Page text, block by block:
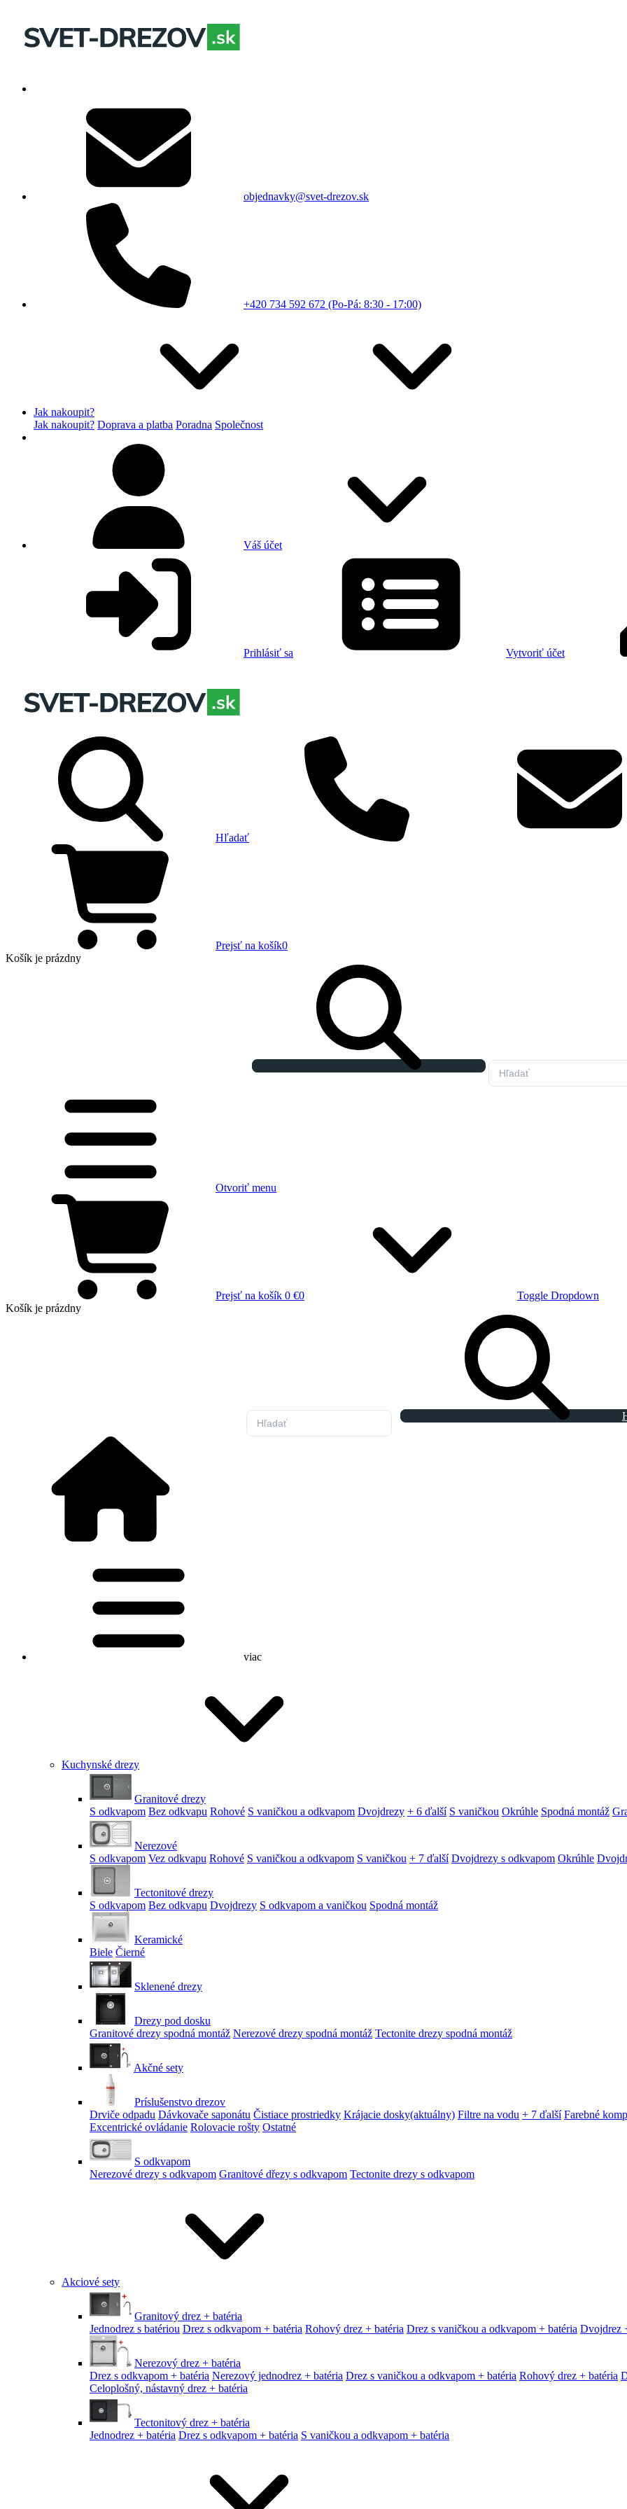
objednavky@svet-drezov.sk
+420 734 592 672 (Po-Pá: 8:30 - 17:00)
Jak nakoupit?
Jak nakoupit? Doprava a platba Poradna Společnost
Váš účet
Prihlásiť sa Vytvoriť účet
Hľadať
Prejsť na košík0
Košík je prázdny
Otvoriť menu
Prejsť na košík 0 €0
Toggle Dropdown
Košík je prázdny
viac
Kuchynské drezy
Granitové drezy
S odkvapom Bez odkvapu Rohové S vaničkou a odkvapom Dvojdrezy + 6 ďalší S vaničkou Okrúhle Spodná montáž
Nerezové
S odkvapom Vez odkvapu Rohové S vaničkou a odkvapom S vaničkou + 7 ďalší Dvojdrezy s odkvapom Okrúhle
Tectonitové drezy
S odkvapom Bez odkvapu Dvojdrezy S odkvapom a vaničkou Spodná montáž
Keramické
Biele Čierné
Sklenené drezy
Drezy pod dosku
Granitové drezy spodná montáž Nerezové drezy spodná montáž Tectonite drezy spodná montáž
Akčné sety
Príslušenstvo drezov
Drviče odpadu Dávkovače saponátu Čistiace prostriedky Krájacie dosky(aktuálny) Filtre na vodu + 7 ďalší Farebné
Excentrické ovládanie Rolovacie rošty Ostatné
S odkvapom
Nerezové drezy s odkvapom Granitové dřezy s odkvapom Tectonite drezy s odkvapom
Akciové sety
Granitový drez + batéria
Jednodrez s batériou Drez s odkvapom + batéria Rohový drez + batéria Drez s vaničkou a odkvapom + batéria Dvojdrez
Nerezový drez + batéria
Drez s odkvapom + batéria Nerezový jednodrez + batéria Drez s vaničkou a odkvapom + batéria Rohový drez + batéria
Celoplošný, nástavný drez + batéria
Tectonitový drez + batéria
Jednodrez + batéria Drez s odkvapom + batéria S vaničkou a odkvapom + batéria